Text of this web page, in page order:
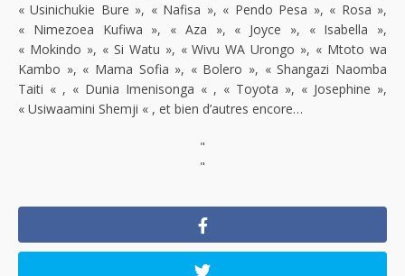
« Usinichukie Bure », « Nafisa », « Pendo Pesa », « Rosa »,
« Nimezoea Kufiwa », « Aza », « Joyce », « Isabella »,
« Mokindo », « Si Watu », « Wivu WA Urongo », « Mtoto wa
Kambo », « Mama Sofia », « Bolero », « Shangazi Naomba
Taiti « , « Dunia Imenisonga « , « Toyota », « Josephine »,
« Usiwaamini Shemji « , et bien d’autres encore…
"
"